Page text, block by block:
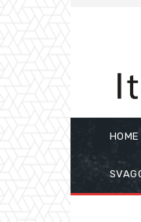
HOME